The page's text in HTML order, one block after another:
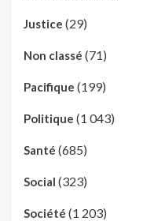
Justice (29)
Non classé (71)
Pacifique (199)
Politique (1 043)
Santé (685)
Social (323)
Société (1 203)